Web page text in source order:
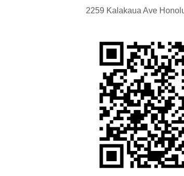
2259 Kalakaua Ave